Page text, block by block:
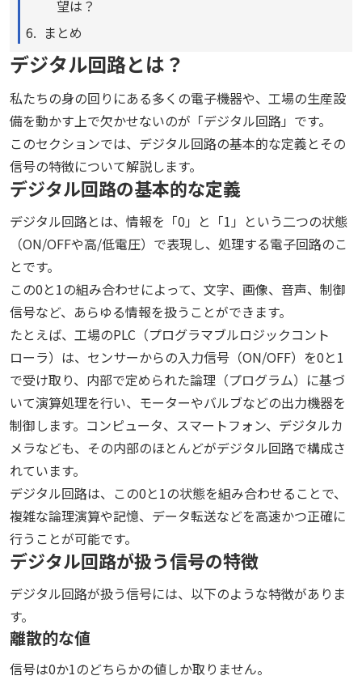
望は？
まとめ
デジタル回路とは？
私たちの身の回りにある多くの電子機器や、工場の生産設
備を動かす上で欠かせないのが「デジタル回路」です。
このセクションでは、デジタル回路の基本的な定義とその
信号の特徴について解説します。
デジタル回路の基本的な定義
デジタル回路とは、情報を「0」と「1」という二つの状態
（ON/OFFや高/低電圧）で表現し、処理する電子回路のこ
とです。
この0と1の組み合わせによって、文字、画像、音声、制御
信号など、あらゆる情報を扱うことができます。
たとえば、工場のPLC（プログラマブルロジックコント
ローラ）は、センサーからの入力信号（ON/OFF）を0と1
で受け取り、内部で定められた論理（プログラム）に基づ
いて演算処理を行い、モーターやバルブなどの出力機器を
制御します。コンピュータ、スマートフォン、デジタルカ
メラなども、その内部のほとんどがデジタル回路で構成さ
れています。
デジタル回路は、この0と1の状態を組み合わせることで、
複雑な論理演算や記憶、データ転送などを高速かつ正確に
行うことが可能です。
デジタル回路が扱う信号の特徴
デジタル回路が扱う信号には、以下のような特徴がありま
す。
離散的な値
信号は0か1のどちらかの値しか取りません。